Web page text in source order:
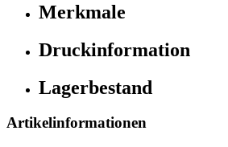
Merkmale
Druckinformation
Lagerbestand
Artikelinformationen